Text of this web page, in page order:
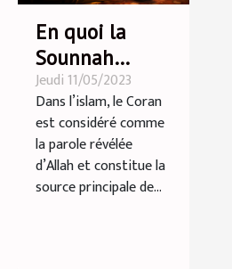
En quoi la
Sounnah
complète-t-
elle les
enseignements
du Coran ?
Jeudi 11/05/2023
Dans l’islam, le Coran
est considéré comme
la parole révélée
d’Allah et constitue la
source principale de...